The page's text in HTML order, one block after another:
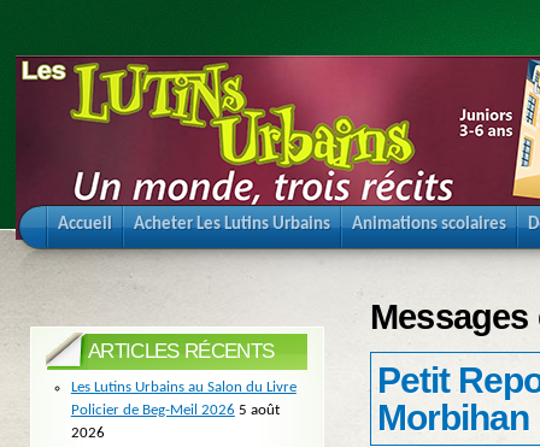
Accueil Acheter Les Lutins Urbains Animations scolaires
Petit
Morbihan
ARTICLES RÉCENTS
Les Lutins Urbains au Salon du Livre
Policier de Beg-Meil 2026 5 août
2026